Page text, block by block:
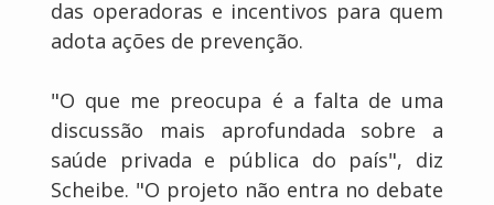
das operadoras e incentivos para quem
adota ações de prevenção.
"O que me preocupa é a falta de uma
discussão mais aprofundada sobre a
saúde privada e pública do país", diz
Scheibe. "O projeto não entra no debate